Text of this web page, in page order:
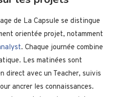
de La Capsule se distingue
orientée projet, notamment
. Chaque journée combine
Les matinées sont
direct avec un Teacher, suivis
ancrer les connaissances.